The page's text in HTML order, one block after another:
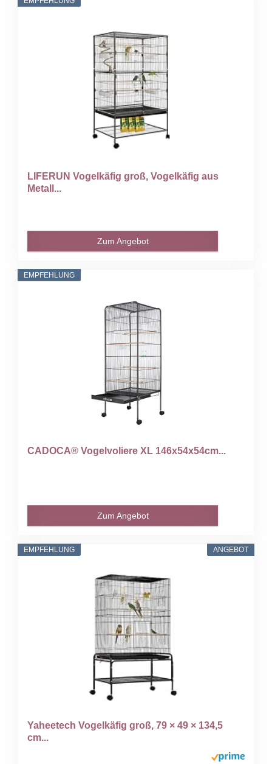
LIFERUN Vogelkäfig groß, Vogelkäfig aus
Metall...
Zum Angebot
EMPFEHLUNG
CADOCA® Vogelvoliere XL 146x54x54cm...
Zum Angebot
ANGEBOT
EMPFEHLUNG
Yaheetech Vogelkäfig groß, 79 × 49 × 134,5
cm...